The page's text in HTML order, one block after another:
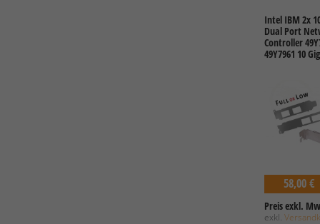
Intel IBM 2x
Dual Port
Controller
49Y7961 10
58,00 €
Preis exkl.
exkl.